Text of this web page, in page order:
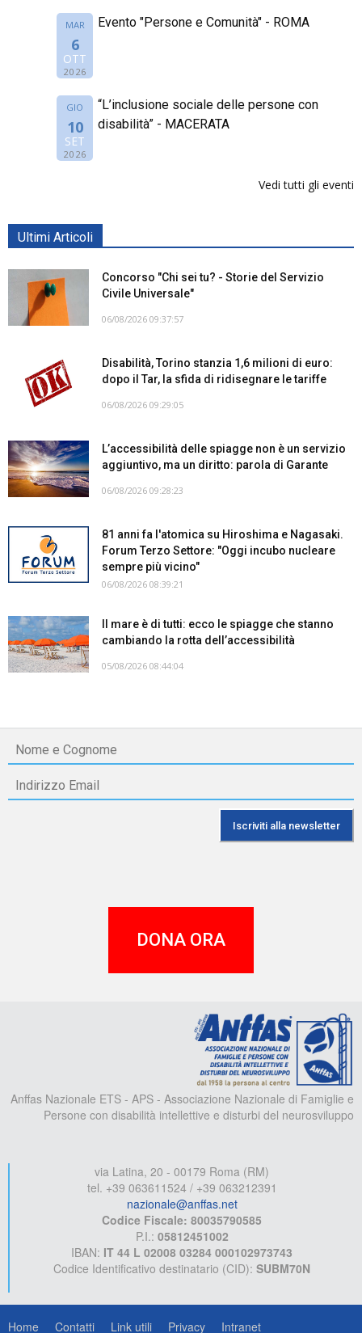
MAR
6
OTT
2026
Evento "Persone e Comunità" - ROMA
GIO
10
SET
2026
“L’inclusione sociale delle persone con
disabilità” - MACERATA
Vedi tutti gli eventi
Ultimi Articoli
Concorso "Chi sei tu? - Storie del Servizio
Civile Universale"
06/08/2026 09:37:57
Disabilità, Torino stanzia 1,6 milioni di euro:
dopo il Tar, la sfida di ridisegnare le tariffe
06/08/2026 09:29:05
L’accessibilità delle spiagge non è un servizio
aggiuntivo, ma un diritto: parola di Garante
06/08/2026 09:28:23
81 anni fa l'atomica su Hiroshima e Nagasaki.
Forum Terzo Settore: "Oggi incubo nucleare
sempre più vicino"
06/08/2026 08:39:21
Il mare è di tutti: ecco le spiagge che stanno
cambiando la rotta dell’accessibilità
05/08/2026 08:44:04
DONA ORA
Anffas Nazionale ETS - APS - Associazione Nazionale di Famiglie e
Persone con disabilità intellettive e disturbi del neurosviluppo
via Latina, 20 - 00179 Roma (RM)
tel. +39 063611524 / +39 063212391
nazionale@anffas.net
Codice Fiscale: 80035790585
P.I.: 05812451002
IBAN: IT 44 L 02008 03284 000102973743
Codice Identificativo destinatario (CID): SUBM70N
Home Contatti Link utili Privacy Intranet